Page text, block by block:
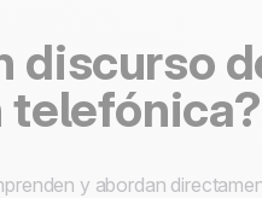
discurso
telefónica?
y abordan